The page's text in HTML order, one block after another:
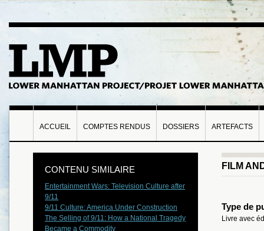
ACCUEIL COMPTES RENDUS DOSSIERS ARTEFACTS
FILM
Type de
Livre avec
CONTENU SIMILAIRE
Entertainment Wars: Television Culture after
9/11
9/11 Culture: America Under Construction
The Selling of 9/11: How a National Tragedy
Became a Commodity